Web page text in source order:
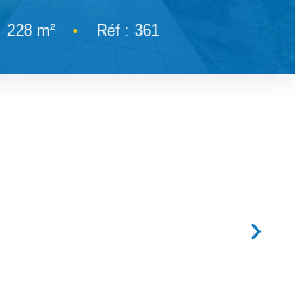
Gestion
228 m² • Réf : 361